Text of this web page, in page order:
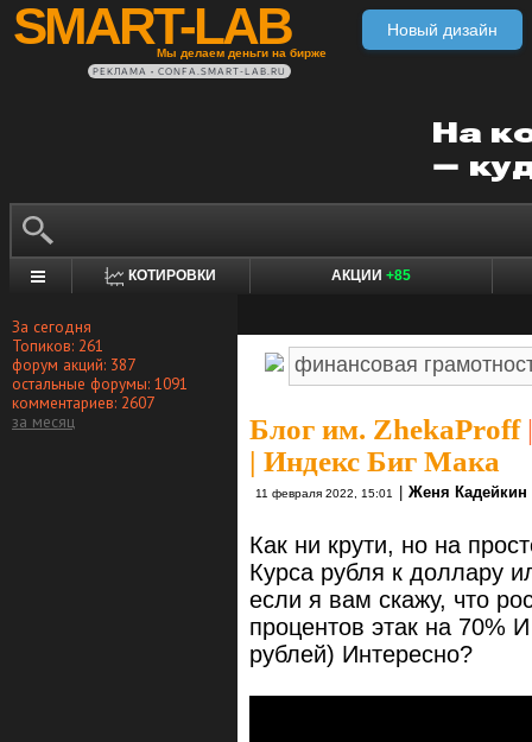
SMART-LAB
Мы делаем деньги на бирже
Новый дизайн
РЕКЛАМА • CONFA.SMART-LAB.RU
КОТИРОВКИ АКЦИИ +85
За сегодня
Топиков: 261
форум акций: 387
остальные форумы: 1091
комментариев: 2607
за месяц
Блог им. ZhekaProff|
| Индекс Биг Мака
11 февраля 2022, 15:01 Женя Кадейкин
Как ни крути, но на
Курса рубля к доллару
если я вам скажу, что
процентов этак на 70%
рублей) Интересно?